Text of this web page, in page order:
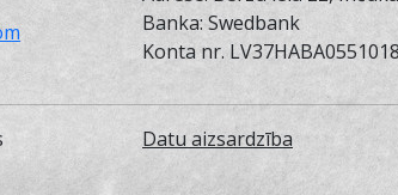
Banka: Swedbank
Konta nr.
Datu aizsardzība